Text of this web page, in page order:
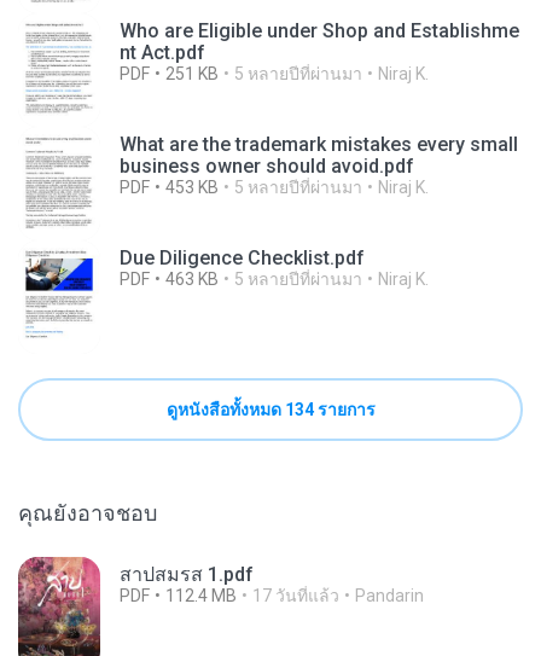
Who are Eligible under Shop and Establishme
nt Act.pdf
PDF 251 KB 5 หลายปีที่ผ่านมา Niraj K.
What are the trademark mistakes every small
business owner should avoid.pdf
PDF 453 KB 5 หลายปีที่ผ่านมา Niraj K.
Due Diligence Checklist.pdf
PDF 463 KB 5 หลายปีที่ผ่านมา Niraj K.
ดูหนังสือทั้งหมด 134 รายการ
คุณยังอาจชอบ
สาปสมรส 1.pdf
PDF 112.4 MB 17 วันที่แล้ว Pandarin